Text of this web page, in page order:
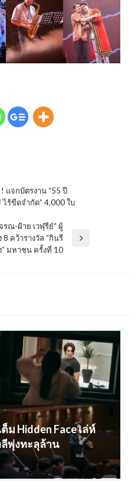
แจกบัตรงาน “55 ปี
ไร้ขีดจำกัด” 4,000 ใบ
ณ-ฝ้าย เวฬุรีย์” ผู้
คว้ารางวัล “กินรี
” มหาชน ครั้งที่ 10
ม Hidden Face เล่ห์
พุ่งทะลุล้าน